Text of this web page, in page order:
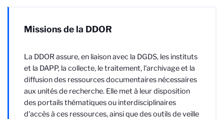
Missions de la DDOR
La DDOR assure, en liaison avec la DGDS, les instituts
et la DAPP, la collecte, le traitement, l'archivage et la
diffusion des ressources documentaires nécessaires
aux unités de recherche. Elle met à leur disposition
des portails thématiques ou interdisciplinaires
d'accès à ces ressources, ainsi que des outils de veille